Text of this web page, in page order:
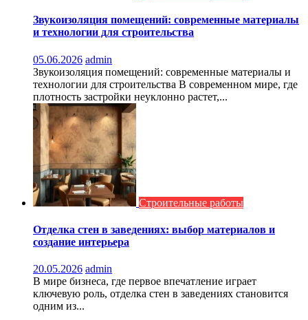
Звукоизоляция помещений: современные материалы
и технологии для строительства
05.06.2026 admin
Звукоизоляция помещений: современные материалы и
технологии для строительства В современном мире, где
плотность застройки неуклонно растет,...
Строительные работы
Отделка стен в заведениях: выбор материалов и
создание интерьера
20.05.2026 admin
В мире бизнеса, где первое впечатление играет
ключевую роль, отделка стен в заведениях становится
одним из...